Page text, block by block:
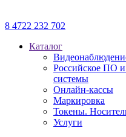
8 4722 232 702
Каталог
Российское ПО
системы
Онлайн-кассы
Маркировка
Токены.
Услуги